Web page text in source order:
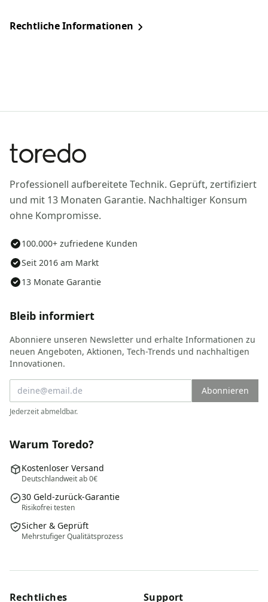
Rechtliche Informationen
Professionell aufbereitete Technik. Geprüft, zertifiziert
und mit 13 Monaten Garantie. Nachhaltiger Konsum
ohne Kompromisse.
100.000+ zufriedene Kunden
Seit 2016 am Markt
13 Monate Garantie
Bleib informiert
Abonniere unseren Newsletter und erhalte Informationen zu
neuen Angeboten, Aktionen, Tech-Trends und nachhaltigen
Innovationen.
Abonnieren
Jederzeit abmeldbar.
Warum Toredo?
Kostenloser Versand
Deutschlandweit ab 0€
30 Geld-zurück-Garantie
Risikofrei testen
Sicher & Geprüft
Mehrstufiger Qualitätsprozess
Rechtliches Support